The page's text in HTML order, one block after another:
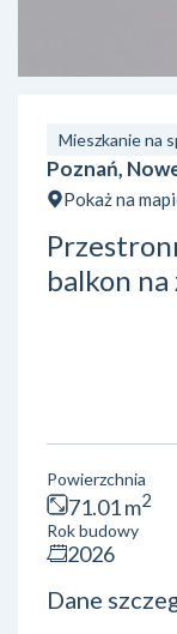
Mieszkanie na
Poznań,
Pokaż na
balkon na
Powierzchnia
71.01 m2
Rok budowy
2026
Dane